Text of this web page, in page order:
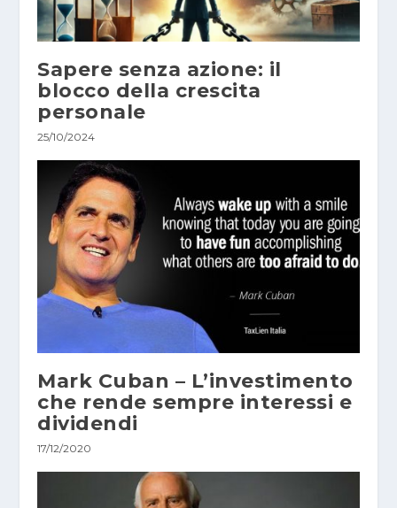
Sapere senza azione: il
blocco della crescita
personale
25/10/2024
Mark Cuban – L’investimento
che rende sempre interessi e
dividendi
17/12/2020